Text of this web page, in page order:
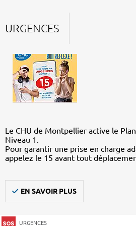
URGENCES
Le CHU de Montpellier active le
Niveau 1.
Pour garantir une prise en charge
appelez le 15 avant tout
EN SAVOIR PLUS
URGENCES